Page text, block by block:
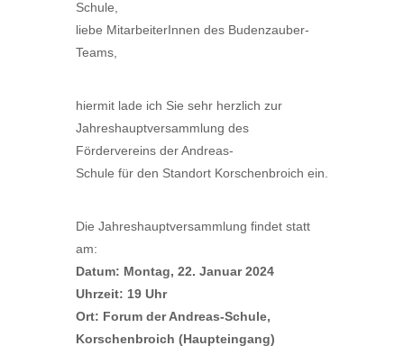
Schule,
liebe MitarbeiterInnen des Budenzauber-
Teams,
hiermit lade ich Sie sehr herzlich zur
Jahreshauptversammlung des
Fördervereins der Andreas-
Schule für den Standort Korschenbroich ein.
Die Jahreshauptversammlung findet statt
am:
Datum: Montag, 22. Januar 2024
Uhrzeit: 19 Uhr
Ort: Forum der Andreas-Schule,
Korschenbroich (Haupteingang)